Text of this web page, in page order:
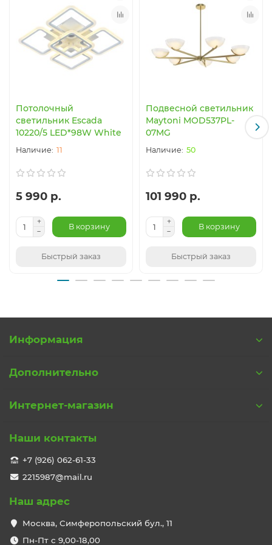
Потолочный
светильник Escada
10220/5 LED*98W White
11
5 990 р.
В корзину
Быстрый заказ
Подвесной светильник
Maytoni MOD537PL-
07MG
50
101 990 р.
В корзину
Быстрый заказ
Информация
Дополнительно
Интернет-магазин
Наши контакты
+7 (926) 062-61-33
2215987@mail.ru
Наш адрес
Москва, Симферопольский бул., 11
Пн-Пт с 9,00-18,00